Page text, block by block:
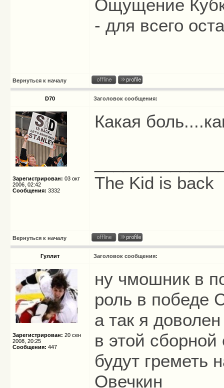
Ощущение
- для всего
Вернуться к началу
D70 Заголовок сообщения:
Зарегистрирован: 03 окт
2006, 02:42
Сообщения: 3332
Какая
The Kid is back
Вернуться к началу
Гуллит Заголовок сообщения:
Зарегистрирован: 20 сен
2008, 20:25
Сообщения: 447
ну чмошник в
роль в победе
а так я
в этой сборной
будут греметь
Овечкин